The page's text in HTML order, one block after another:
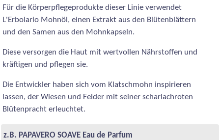
Für die Körperpflegeprodukte dieser Linie verwendet
L'Erbolario Mohnöl, einen Extrakt aus den Blütenblättern
und den Samen aus den Mohnkapseln.
Diese versorgen die Haut mit wertvollen Nährstoffen und
kräftigen und pflegen sie.
Die Entwickler haben sich vom Klatschmohn inspirieren
lassen, der Wiesen und Felder mit seiner scharlachroten
Blütenpracht erleuchtet.
z.B. PAPAVERO SOAVE Eau de Parfum